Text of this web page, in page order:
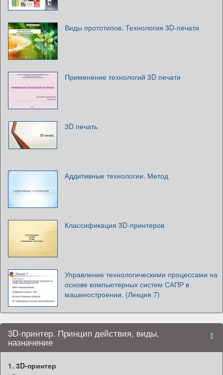
Виды прототипов. Технология 3D-печати
Применение технологий 3D печати
3D печать
Аддитивные технологии. Метод
Классификация 3D-принтеров
Управление технологическими процессами на
основе компьютерных систем САПР в
машиностроении. (Лекция 7)
3D-принтер. Принцип действия, виды,
назначение
1. 3D-принтер